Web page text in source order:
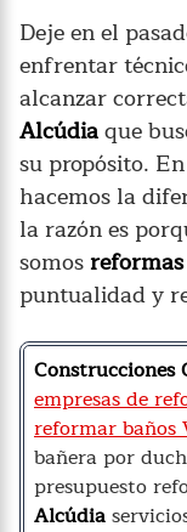
Deje en el
enfrentar
alcanzar
Alcúdiaque
su propósito.
hacemos la
la razón es
somos
puntualidad y
Construcciones
empresas de
reformar baños
bañera por
presupuesto
Alcúdia